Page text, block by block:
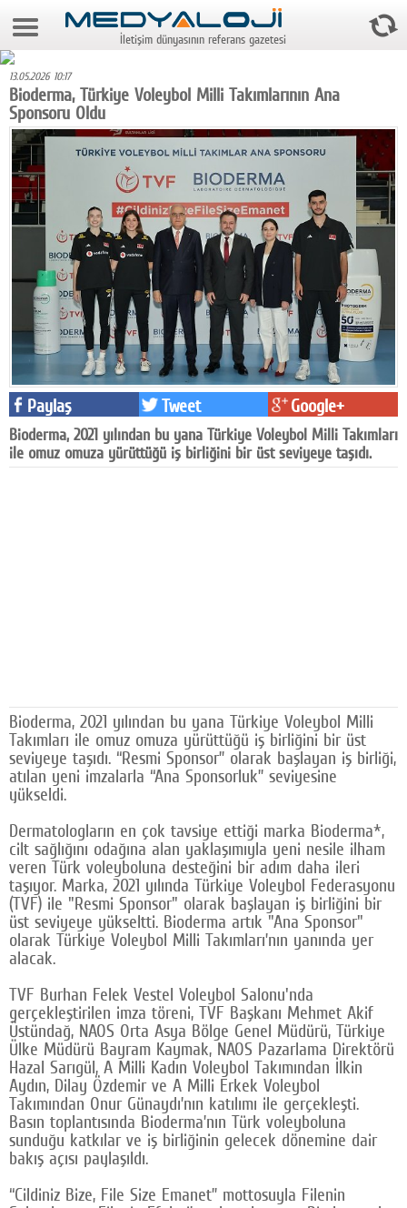
7 Ağustos 2026 12:08:30
Foto Galeri
Video Galeri
Gazeteler
Reyting-tiraj
Teknoloji
Televizyon
Dünya
Pr
Facebook
Diziler
SOSYAL MEDYA
Facebook
Twitter
Google Plus
© 2026 TÜM HAKLARI SAKLIDIR
İletişim dünyasının referans gazetesi
13.05.2026 10:17
Bioderma, Türkiye Voleybol Milli Takımlarının Ana
Sponsoru Oldu
Paylaş Tweet Google+
Bioderma, 2021 yılından bu yana Türkiye Voleybol Milli Takımları
ile omuz omuza yürüttüğü iş birliğini bir üst seviyeye taşıdı.
Bioderma, 2021 yılından bu yana Türkiye Voleybol Milli
Takımları ile omuz omuza yürüttüğü iş birliğini bir üst
seviyeye taşıdı. “Resmi Sponsor” olarak başlayan iş birliği,
atılan yeni imzalarla “Ana Sponsorluk” seviyesine
yükseldi.
Dermatologların en çok tavsiye ettiği marka Bioderma*,
cilt sağlığını odağına alan yaklaşımıyla yeni nesile ilham
veren Türk voleyboluna desteğini bir adım daha ileri
taşıyor. Marka, 2021 yılında Türkiye Voleybol Federasyonu
(TVF) ile "Resmi Sponsor" olarak başlayan iş birliğini bir
üst seviyeye yükseltti. Bioderma artık "Ana Sponsor"
olarak Türkiye Voleybol Milli Takımları’nın yanında yer
alacak.
TVF Burhan Felek Vestel Voleybol Salonu'nda
gerçekleştirilen imza töreni, TVF Başkanı Mehmet Akif
Üstündağ, NAOS Orta Asya Bölge Genel Müdürü, Türkiye
Ülke Müdürü Bayram Kaymak, NAOS Pazarlama Direktörü
Hazal Sarıgül, A Milli Kadın Voleybol Takımından İlkin
Aydın, Dilay Özdemir ve A Milli Erkek Voleybol
Takımından Onur Günaydı’nın katılımı ile gerçekleşti.
Basın toplantısında Bioderma’nın Türk voleyboluna
sunduğu katkılar ve iş birliğinin gelecek dönemine dair
bakış açısı paylaşıldı.
“Cildiniz Bize, File Size Emanet” mottosuyla Filenin